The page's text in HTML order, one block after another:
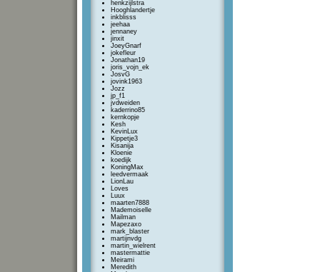
henkzijlstra
Hooghlandertje
inkblisss
jeehaa
jennaney
jinxit
JoeyGnarf
jokefleur
Jonathan19
joris_vojn_ek
JosvG
jovink1963
Jozz
jp_f1
jvdweiden
kaderrino85
kernkopje
Kesh
KevinLux
Kippetje3
Kisanija
Kloenie
koedijk
KoningMax
leedvermaak
LionLau
Loves
Luux
maarten7888
Mademoiselle
Mailman
Mapezaxo
mark_blaster
martijnvdg
martin_wielrent
mastermattie
Meirami
Meredith